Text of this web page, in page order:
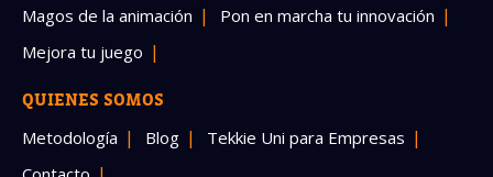
Magos de la animación
Pon en marcha tu innovación
Mejora tu juego
QUIENES SOMOS
Metodología Blog
Tekkie Uni para Empresas